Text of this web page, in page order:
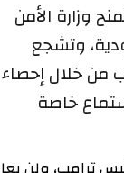
الأمن
وتشجع
إحصاء
خاصة